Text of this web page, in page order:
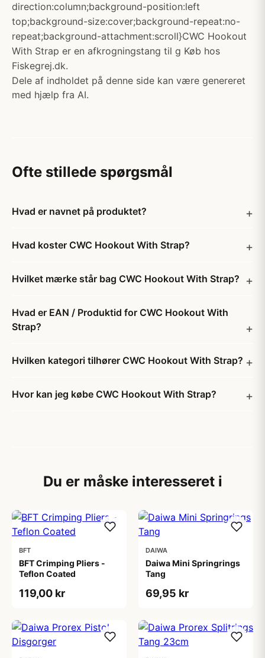
direction:column;background-position:left
top;background-size:cover;background-repeat:no-
repeat;background-attachment:scroll}CWC Hookout
With Strap er en afkrogningstang til g Køb hos
Fiskegrej.dk.
Dele af indholdet på denne side kan være genereret
med hjælp fra AI.
Ofte stillede spørgsmål
Hvad er navnet på produktet?
Hvad koster CWC Hookout With Strap?
Hvilket mærke står bag CWC Hookout With Strap?
Hvad er EAN / Produktid for CWC Hookout With
Strap?
Hvilken kategori tilhører CWC Hookout With Strap?
Hvor kan jeg købe CWC Hookout With Strap?
Du er måske interesseret i
BFT
BFT Crimping Pliers -
Teflon Coated
119,00 kr
DAIWA
Daiwa Mini Springrings
Tang
69,95 kr